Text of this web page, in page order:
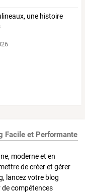
une histoire
Facile et Performante
moderne et en
de créer et gérer
lancez votre blog
compétences